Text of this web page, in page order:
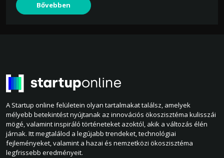
Bővebben
A Startup online felületein olyan tartalmakat találsz, amelyek
mélyebb betekintést nyújtanak az innovációs ökoszisztéma kulisszái
mögé, valamint inspiráló történeteket azoktól, akik a változás élén
járnak. Itt megtalálod a legújabb trendeket, technológiai
fejleményeket, valamint a hazai és nemzetközi ökoszisztéma
legfrissebb eredményeit.